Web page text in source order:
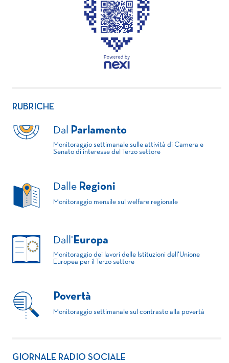
RUBRICHE
Dal Parlamento
Monitoraggio settimanale sulle attività di Camera e
Senato di interesse del Terzo settore
Dalle Regioni
Monitoraggio mensile sul welfare regionale
Dall' Europa
Monitoraggio dei lavori delle Istituzioni dell'Unione
Europea per il Terzo settore
Povertà
Monitoraggio settimanale sul contrasto alla povertà
GIORNALE RADIO SOCIALE